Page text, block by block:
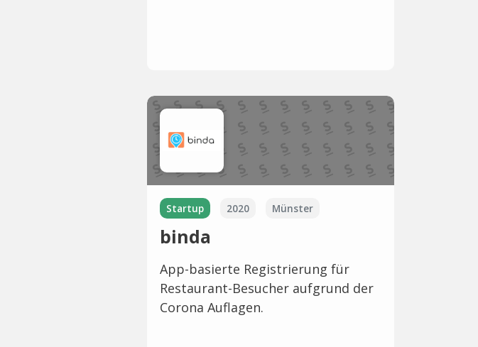
Startup 2020 Münster
binda
App-basierte Registrierung für
Restaurant-Besucher aufgrund der
Corona Auflagen.